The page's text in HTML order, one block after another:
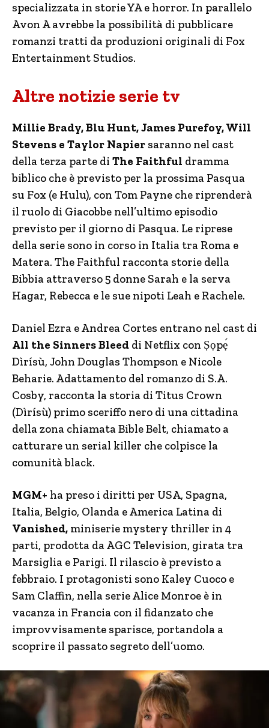
specializzata in storie YA e horror. In parallelo
Avon A avrebbe la possibilità di pubblicare
romanzi tratti da produzioni originali di Fox
Entertainment Studios.
Altre notizie serie tv
Millie Brady, Blu Hunt, James Purefoy, Will
Stevens e Taylor Napier saranno nel cast
della terza parte di The Faithful dramma
biblico che è previsto per la prossima Pasqua
su Fox (e Hulu), con Tom Payne che riprenderà
il ruolo di Giacobbe nell’ultimo episodio
previsto per il giorno di Pasqua. Le riprese
della serie sono in corso in Italia tra Roma e
Matera. The Faithful racconta storie della
Bibbia attraverso 5 donne Sarah e la serva
Hagar, Rebecca e le sue nipoti Leah e Rachele.
Daniel Ezra e Andrea Cortes entrano nel cast di
All the Sinners Bleed di Netflix con Ṣọpẹ́
Dìrísù, John Douglas Thompson e Nicole
Beharie. Adattamento del romanzo di S.A.
Cosby, racconta la storia di Titus Crown
(Dìrísù) primo sceriffo nero di una cittadina
della zona chiamata Bible Belt, chiamato a
catturare un serial killer che colpisce la
comunità black.
MGM+ ha preso i diritti per USA, Spagna,
Italia, Belgio, Olanda e America Latina di
Vanished, miniserie mystery thriller in 4
parti, prodotta da AGC Television, girata tra
Marsiglia e Parigi. Il rilascio è previsto a
febbraio. I protagonisti sono Kaley Cuoco e
Sam Claffin, nella serie Alice Monroe è in
vacanza in Francia con il fidanzato che
improvvisamente sparisce, portandola a
scoprire il passato segreto dell’uomo.